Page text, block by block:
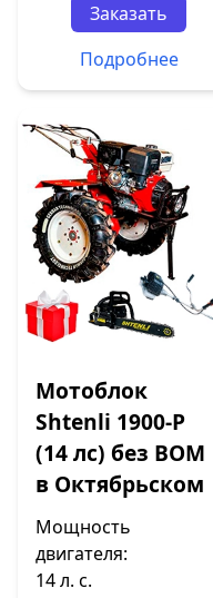
Заказать
Подробнее
Мотоблок
Shtenli 1900-P
(14 лс) без ВОМ
в Октябрьском
Мощность
двигателя:
14 л. с.